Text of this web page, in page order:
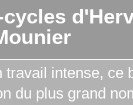
travail intense, ce
du plus grand